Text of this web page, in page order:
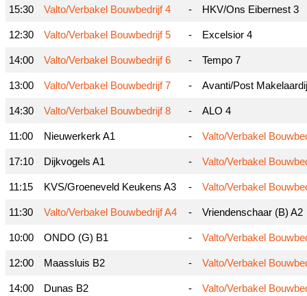
15:30 Valto/Verbakel Bouwbedrijf 4 - HKV/Ons Eibernest 3
12:30 Valto/Verbakel Bouwbedrijf 5 - Excelsior 4
14:00 Valto/Verbakel Bouwbedrijf 6 - Tempo 7
13:00 Valto/Verbakel Bouwbedrijf 7 - Avanti/Post
14:30 Valto/Verbakel Bouwbedrijf 8 - ALO 4
11:00 Nieuwerkerk A1 - Valto/Verbakel
17:10 Dijkvogels A1 - Valto/Verbakel
11:15 KVS/Groeneveld Keukens A3 - Valto/Verbakel
11:30 Valto/Verbakel Bouwbedrijf A4 - Vriendenschaar (B) A2
10:00 ONDO (G) B1 - Valto/Verbakel
12:00 Maassluis B2 - Valto/Verbakel
14:00 Dunas B2 - Valto/Verbakel